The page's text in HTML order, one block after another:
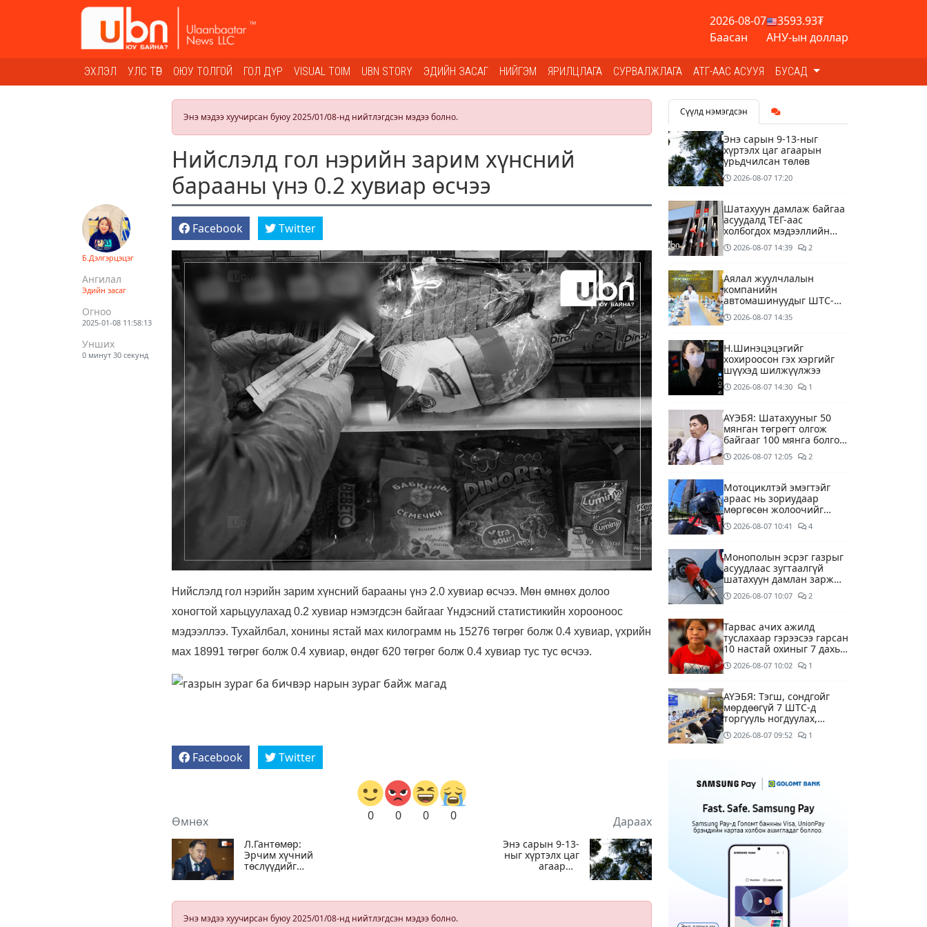
2026-08-07
Баасан
3593.93₮
АНУ-ын доллар
ЭХЛЭЛ УЛС ТӨР ОЮУ ТОЛГОЙ ГОЛ ДҮР VISUAL TOIM UBN STORY ЭДИЙН ЗАСАГ НИЙГЭМ ЯРИЛЦЛАГА СУРВАЛЖЛАГА АТГ-ААС АСУУЯ БУСАД
Энэ мэдээ хуучирсан буюу 2025/01/08-нд нийтлэгдсэн мэдээ болно.
Нийслэлд гол нэрийн зарим хүнсний
барааны үнэ 0.2 хувиар өсчээ
Б.Дэлгэрцэцэг
Ангилал
Эдийн засаг
Огноо
2025-01-08 11:58:13
Унших
0 минут 30 секунд
Facebook Twitter
Нийслэлд гол нэрийн зарим хүнсний барааны үнэ 2.0 хувиар өсчээ. Мөн өмнөх долоо
хоногтой харьцуулахад 0.2 хувиар нэмэгдсэн байгааг Үндэсний статистикийн хорооноос
мэдээллээ. Тухайлбал, хонины ястай мах килограмм нь 15276 төгрөг болж 0.4 хувиар, үхрийн
мах 18991 төгрөг болж 0.4 хувиар, өндөг 620 төгрөг болж 0.4 хувиар тус тус өсчээ.
Facebook Twitter
0 0 0 0
Өмнөх
Л.Гантөмөр:
Эрчим хүчний
төслүүдийг
Б.Чойжилсүрэн
Дараах
Энэ сарын 9-13-
ныг хүртэлх цаг
агаарын
Энэ мэдээ хуучирсан буюу 2025/01/08-нд нийтлэгдсэн мэдээ болно.
Сүүлд нэмэгдсэн
Энэ сарын 9-13-ныг
хүртэлх цаг агаарын
урьдчилсан төлөв
2026-08-07 17:20
Шатахуун дамлаж байгаа
асуудалд ТЕГ-аас
холбогдох мэдээллийн
дагуу шалгалтын
ажиллагааг эрчимжүүлж
2026-08-07 14:39 2
Аялал жуулчлалын
компанийн
автомашинуудыг ШТС-
ууд хязгаарлалтгүйгээр
шатахуун олгох
2026-08-07 14:35
Н.Шинэцэцэгийг
хохироосон гэх хэргийг
шүүхэд шилжүүлжээ
2026-08-07 14:30 1
АҮЭБЯ: Шатахууныг 50
мянган төгрөгт олгож
байгааг 100 мянга болгож
нэмэгдүүлэхээр ажиллаж
байна
2026-08-07 12:05 2
Мотоциклтэй эмэгтэйг
араас нь зориудаар
мөргөсөн жолоочийг
ажлаас нь чөлөөлжээ
2026-08-07 10:41 4
Монополын эсрэг газрыг
асуудлаас зугтаалгүй
шатахуун дамлан зарж
буй асуудалд хяналт
тавихыг үүрэгдэв
2026-08-07 10:07 2
Тарвас ачих ажилд
туслахаар гэрээсээ гарсан
10 настай охиныг 7 дахь
өдрөө хайж байна
2026-08-07 10:02 1
АҮЭБЯ: Тэгш, сондгойг
мөрдөөгүй 7 ШТС-д
торгууль ногдуулах,
тусгай зөвшөөрлийг нь
цуцлах хүртэл арга
2026-08-07 09:52 1
Амгалан Pearson
компанийн
хамтын ажиллагааг
гүнзгийрүүлэх талаар
ярилцжээ
5 минутын өмнө
Улаанбаатарт 29 хэм
дулаан байна
С.Амарсайхан: Дуусаагүй
барилгад урьдчилсан